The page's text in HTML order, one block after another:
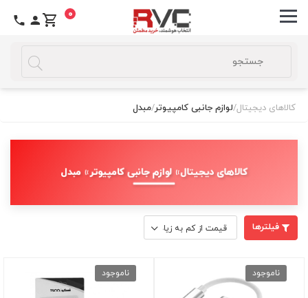
0
کالاهای دیجیتال/لوازم جانبی کامپیوتر/مبدل
کالاهای دیجیتال » لوازم جانبی کامپیوتر » مبدل
فیلترها
ناموجود ناموجود